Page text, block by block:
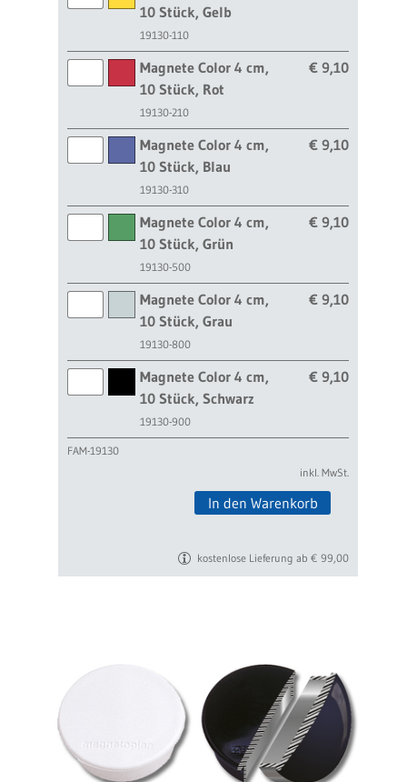
10 Stück, Gelb
19130-110
Magnete Color 4 cm,
10 Stück, Rot
19130-210
€ 9,10
Magnete Color 4 cm,
10 Stück, Blau
19130-310
€ 9,10
Magnete Color 4 cm,
10 Stück, Grün
19130-500
€ 9,10
Magnete Color 4 cm,
10 Stück, Grau
19130-800
€ 9,10
Magnete Color 4 cm,
10 Stück, Schwarz
19130-900
€ 9,10
FAM-19130
inkl. MwSt.
In den Warenkorb
kostenlose Lieferung ab € 99,00